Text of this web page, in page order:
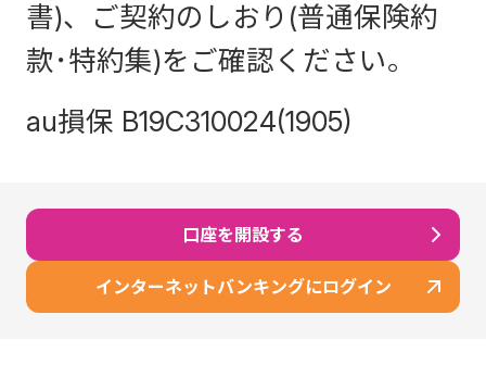
書)、ご契約のしおり(普通保険約
款･特約集)をご確認ください。
au損保 B19C310024(1905)
口座を開設する
インターネットバンキングにログイン